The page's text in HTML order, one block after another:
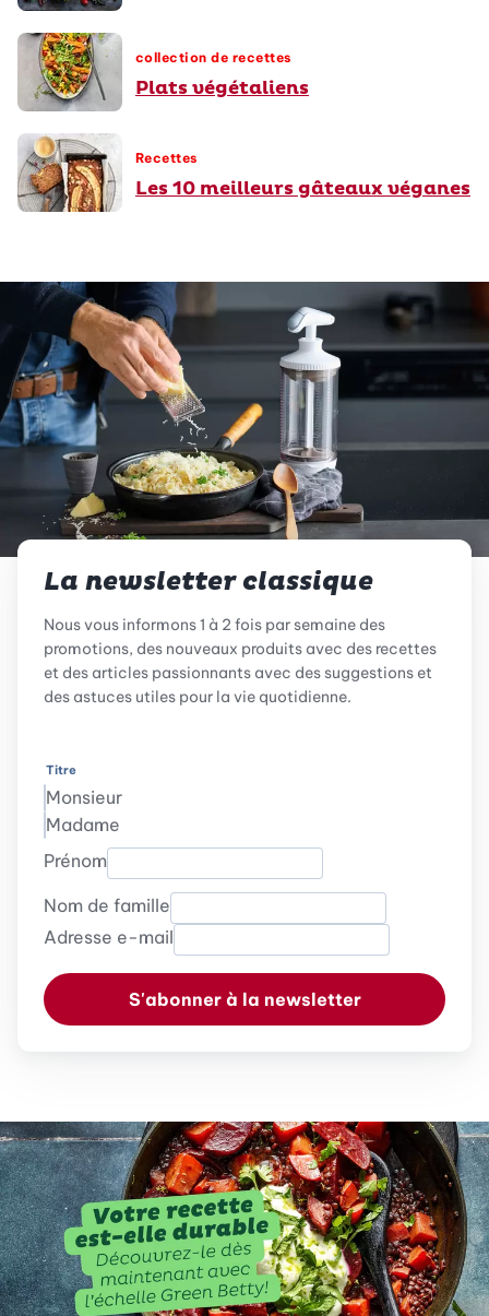
collection de recettes
Plats végétaliens
Recettes
Les 10 meilleurs gâteaux véganes
La newsletter classique
Nous vous informons 1 à 2 fois par semaine des
promotions, des nouveaux produits avec des recettes
et des articles passionnants avec des suggestions et
des astuces utiles pour la vie quotidienne.
Titre
Monsieur
Madame
Prénom
Nom de famille
Adresse e-mail
S'abonner à la newsletter